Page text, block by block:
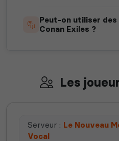
Peut-on utiliser
Conan Exiles ?
Les
Serveur : Le Nouveau
Vocal